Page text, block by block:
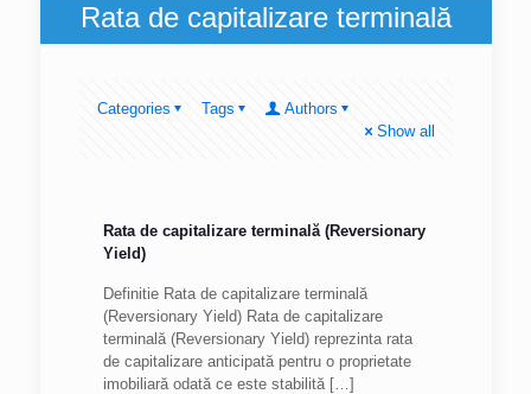
Rata de capitalizare terminală
Categories Tags
Authors
Show all
Rata de capitalizare terminală (Reversionary
Yield)
Definitie Rata de capitalizare terminală
(Reversionary Yield) Rata de capitalizare
terminală (Reversionary Yield) reprezinta rata
de capitalizare anticipată pentru o proprietate
imobiliară odată ce este stabilită[…]